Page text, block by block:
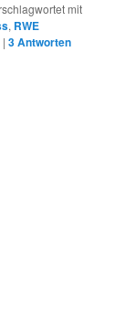
mit
, RWE
|3Antworten